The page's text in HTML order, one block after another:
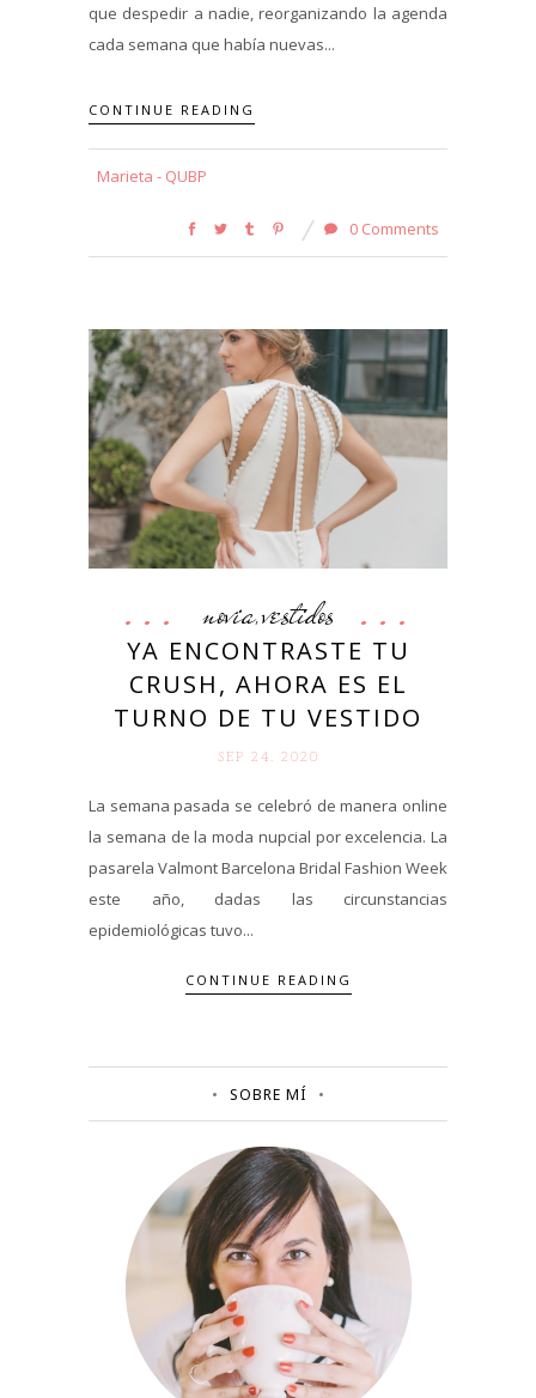
que despedir a nadie, reorganizando la agenda
cada semana que había nuevas...
CONTINUE READING
Marieta - QUBP
0 Comments
novia,vestidos
YA ENCONTRASTE TU
CRUSH, AHORA ES EL
TURNO DE TU VESTIDO
SEP 24. 2020
La semana pasada se celebró de manera online
la semana de la moda nupcial por excelencia. La
pasarela Valmont Barcelona Bridal Fashion Week
este año, dadas las circunstancias
epidemiológicas tuvo...
CONTINUE READING
SOBRE MÍ